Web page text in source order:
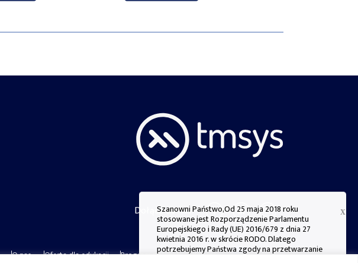
Dołącz do nas:
O nas Oferta dla edukacji Program poleceń Kariera
Szanowni Państwo,Od 25 maja 2018 roku
stosowane jest Rozporządzenie Parlamentu
Europejskiego i Rady (UE) 2016/679 z dnia 27
kwietnia 2016 r. w skrócie RODO. Dlatego
potrzebujemy Państwa zgody na przetwarzanie
X